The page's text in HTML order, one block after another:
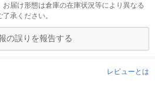
届け形態は倉庫の在庫状況等により異なる
承ください。
の誤りを報告する
レビューとは